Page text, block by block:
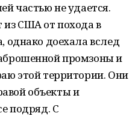
частью не удается.
из США от похода в
однако доехала вслед
промзоны и
этой территории. Они
объекты и
подряд. С